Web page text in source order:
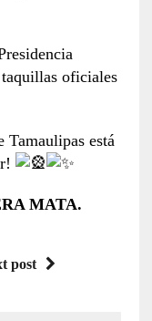
oficiales
Tamaulipas está
MATA.
post